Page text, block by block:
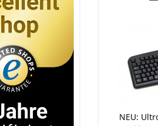
NEU: